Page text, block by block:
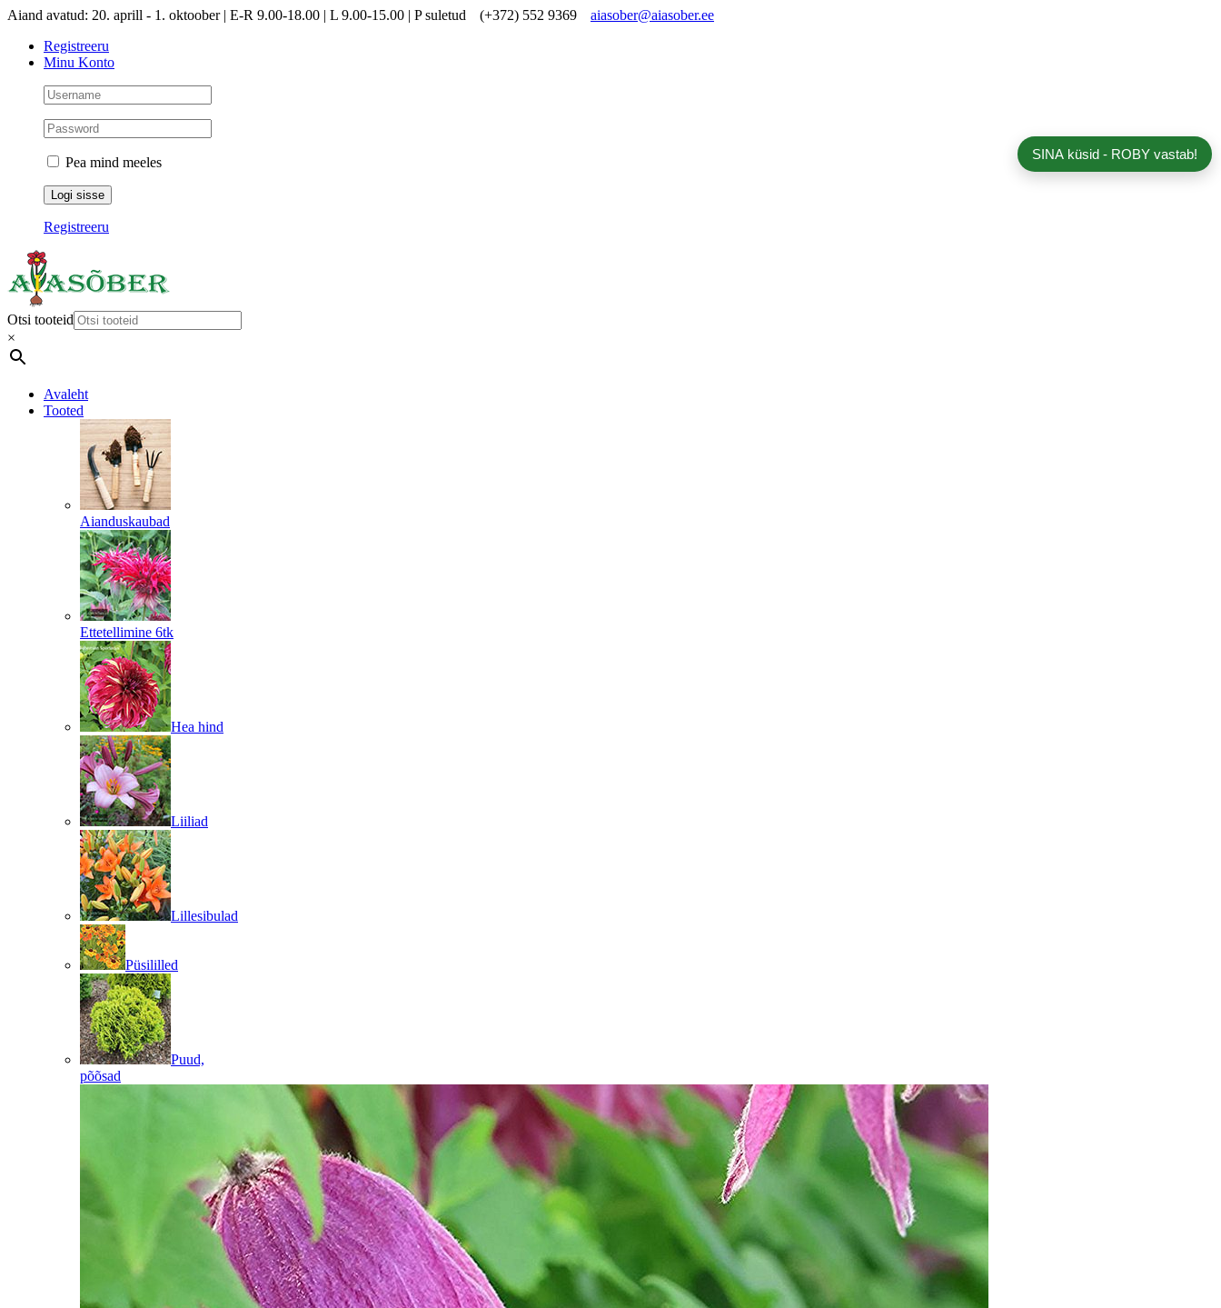
Skip
content
Aiand avatud: 20. aprill - 1. oktoober | E-R 9.00-18.00 | L 9.00-15.00 | P suletud (+372) 552 9369
aiasober@aiasober.ee
Registreeru
Minu Konto
Pea mind meeles
Registreeru
Otsi tooteid
×
Avaleht
Tooted
Aianduskaubad
Ettetellimine 6tk
Hea hind
Liiliad
Lillesibulad
Püsililled
Puud,
põõsad
SINA küsid - ROBY vastab!